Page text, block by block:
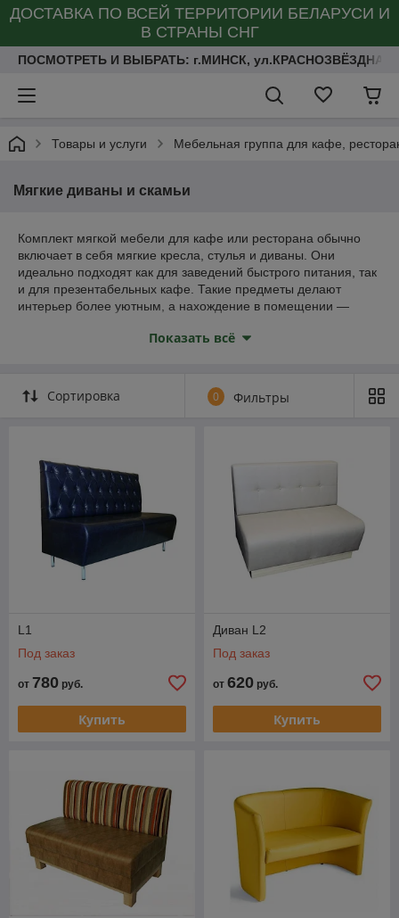
ДОСТАВКА ПО ВСЕЙ ТЕРРИТОРИИ БЕЛАРУСИ И
В СТРАНЫ СНГ
ПОСМОТРЕТЬ И ВЫБРАТЬ: г.МИНСК, ул.КРАСНОЗВЁЗДНАЯ
Товары и услуги Мебельная группа для кафе,
Мягкие диваны и скамьи
Комплект мягкой мебели для кафе или ресторана обычно
включает в себя мягкие кресла, стулья и диваны. Они
идеально подходят как для заведений быстрого питания, так
и для презентабельных кафе. Такие предметы делают
интерьер более уютным, а нахождение в помещении —
Мягкая мебель для кафе, как и другие предметы обстановки,
обивкой из текстиля, искусственной или натуральной кожи.
Показать всё
Сортировка 0 Фильтры
L1
Под заказ
от 780 руб.
Купить
Диван L2
Под заказ
от 620 руб.
Купить